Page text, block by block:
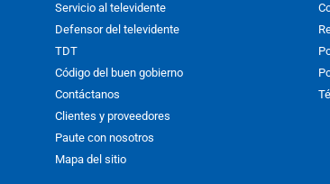
Servicio al televidente
Defensor del televidente
TDT
Código del buen gobierno
Contáctanos
Clientes y proveedores
Paute con nosotros
Mapa del sitio